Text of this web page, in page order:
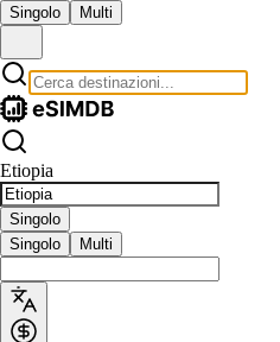
Singolo Multi
Etiopia
Singolo
Singolo
Multi